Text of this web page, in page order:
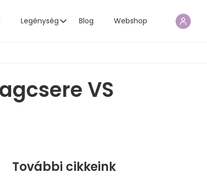
Legénység Blog Webshop
VS
További cikkeink